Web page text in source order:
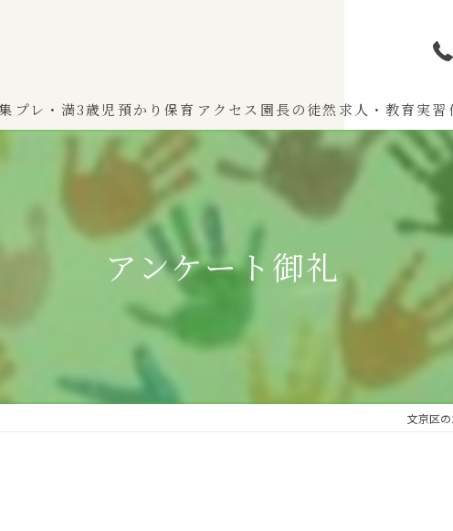
プレ・満3歳児
わかば（0～2歳児）
ひよこぐみ（1〜2歳児）
ふたばぐみ(満3歳児)
預かり保育 アクセス 園長の徒然 求人・教育実習
アンケート御礼
文京区